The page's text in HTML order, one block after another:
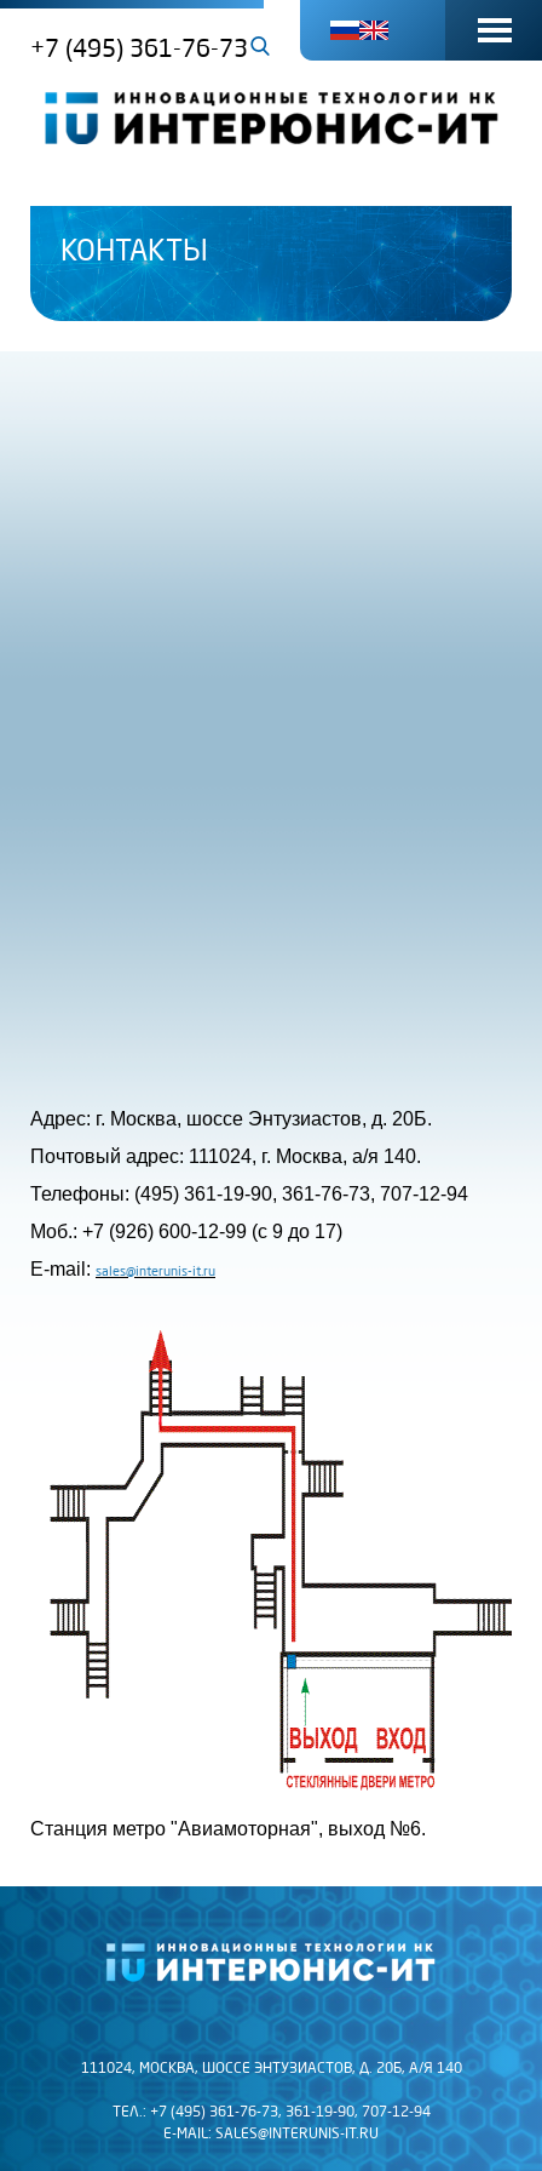
+7 (495) 361-76-73
КОНТАКТЫ
Адрес: г. Москва, шоссе Энтузиастов, д. 20Б.
Почтовый адрес: 111024, г. Москва, а/я 140.
Телефоны: (495) 361-19-90, 361-76-73, 707-12-94
Моб.: +7 (926) 600-12-99 (с 9 до 17)
E-mail: sales@interunis-it.ru
Станция метро "Авиамоторная", выход №6.
111024, МОСКВА, ШОССЕ ЭНТУЗИАСТОВ, Д. 20Б, А/Я 140
ТЕЛ.: +7 (495) 361-76-73, 361-19-90, 707-12-94
E-MAIL: SALES@INTERUNIS-IT.RU